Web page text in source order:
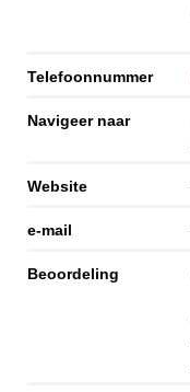
Telefoonnummer
Navigeer naar
Website
e-mail
Beoordeling